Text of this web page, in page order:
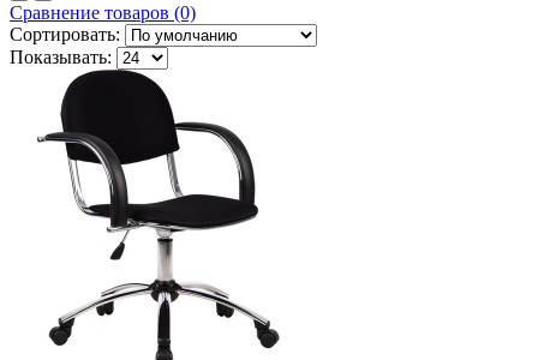
Сравнение товаров (0)
Сортировать:
Показывать: